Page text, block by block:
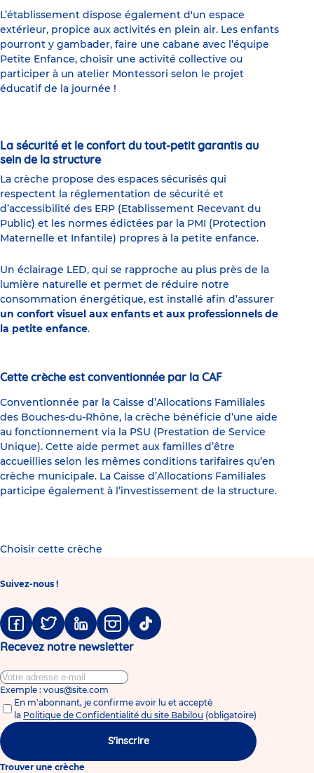
L’établissement dispose également d'un espace
extérieur, propice aux activités en plein air. Les enfants
pourront y gambader, faire une cabane avec l’équipe
Petite Enfance, choisir une activité collective ou
participer à un atelier Montessori selon le projet
éducatif de la journée !
La sécurité et le confort du tout-petit garantis au
sein de la structure
La crèche propose des espaces sécurisés qui
respectent la réglementation de sécurité et
d’accessibilité des ERP (Etablissement Recevant du
Public) et les normes édictées par la PMI (Protection
Maternelle et Infantile) propres à la petite enfance.
Un éclairage LED, qui se rapproche au plus près de la
lumière naturelle et permet de réduire notre
consommation énergétique, est installé afin d’assurer
un confort visuel aux enfants et aux professionnels de
la petite enfance.
Cette crèche est conventionnée par la CAF
Conventionnée par la Caisse d’Allocations Familiales
des Bouches-du-Rhône, la crèche bénéficie d’une aide
au fonctionnement via la PSU (Prestation de Service
Unique). Cette aide permet aux familles d’être
accueillies selon les mêmes conditions tarifaires qu’en
crèche municipale. La Caisse d’Allocations Familiales
participe également à l’investissement de la structure.
Choisir cette crèche
Suivez-nous !
FacebookTwitter LinkedinInstagramTiktok
Recevez notre newsletter
Exemple : vous@site.com
En m'abonnant, je confirme avoir lu et accepté
la Politique de Confidentialité du site Babilou (obligatoire)
S'inscrire
Trouver une crèche